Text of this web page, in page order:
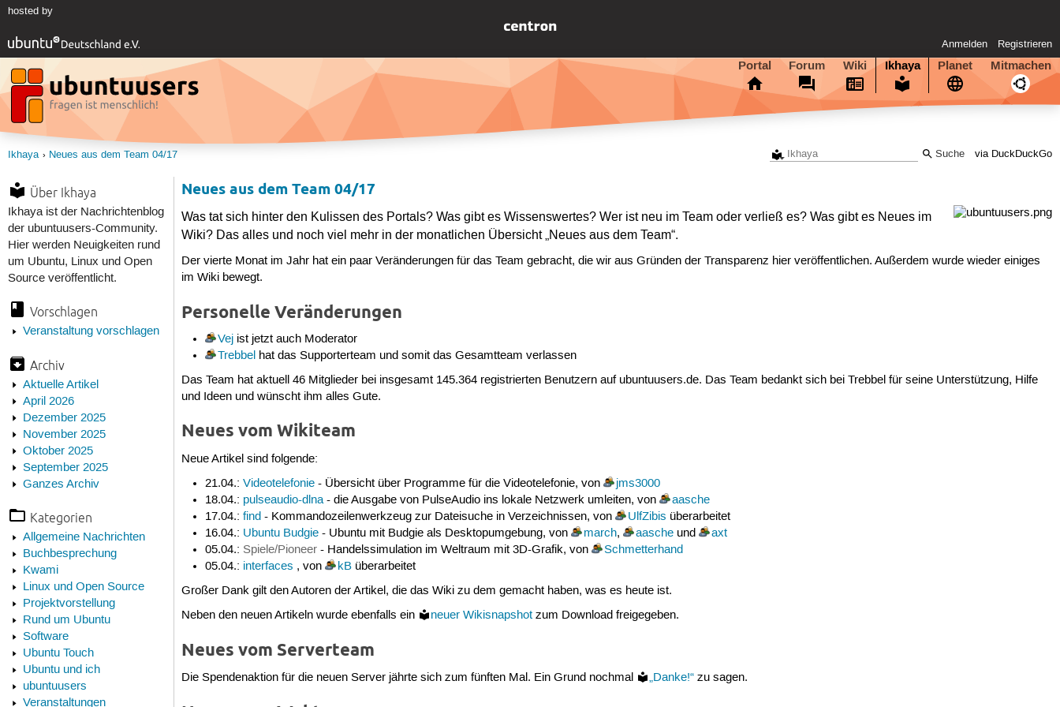
hosted by
Anmelden Registrieren
Portal Forum Wiki Ikhaya Planet Mitmachen
via DuckDuckGo
Ikhaya Neues aus dem Team 04/17
Über Ikhaya
Ikhaya ist der Nachrichtenblog
der ubuntuusers-Community.
Hier werden Neuigkeiten rund
um Ubuntu, Linux und Open
Source veröffentlicht.
Vorschlagen
Veranstaltung vorschlagen
Archiv
Aktuelle Artikel
April 2026
Dezember 2025
November 2025
Oktober 2025
September 2025
Ganzes Archiv
Kategorien
Allgemeine Nachrichten
Buchbesprechung
Kwami
Linux und Open Source
Projektvorstellung
Rund um Ubuntu
Software
Ubuntu Touch
Ubuntu und ich
ubuntuusers
Veranstaltungen
Neues aus dem Team 04/17
Was tat sich hinter den Kulissen des Portals? Was gibt es Wissenswertes? Wer ist neu im Team oder verließ es? Was gibt es Neues im
Wiki? Das alles und noch viel mehr in der monatlichen Übersicht „Neues aus dem Team“.
Der vierte Monat im Jahr hat ein paar Veränderungen für das Team gebracht, die wir aus Gründen der Transparenz hier veröffentlichen. Außerdem wurde wieder einiges
im Wiki bewegt.
Personelle Veränderungen
Vejist jetzt auch Moderator
Trebbel hat das Supporterteam und somit das Gesamtteam verlassen
Das Team hat aktuell 46 Mitglieder bei insgesamt 145.364 registrierten Benutzern auf ubuntuusers.de. Das Team bedankt sich bei Trebbel für seine Unterstützung, Hilfe
und Ideen und wünscht ihm alles Gute.
Neues vom Wikiteam
Neue Artikel sind folgende:
21.04.: Videotelefonie- Übersicht über Programme für die Videotelefonie, von
jms3000
18.04.: pulseaudio-dlna- die Ausgabe von PulseAudio ins lokale Netzwerk umleiten, von
aasche
17.04.: find- Kommandozeilenwerkzeug zur Dateisuche in Verzeichnissen, von UlfZibis überarbeitet
16.04.: Ubuntu Budgie- Ubuntu mit Budgie als Desktopumgebung, von march, aascheund
axt
05.04.: Spiele/Pioneer- Handelssimulation im Weltraum mit 3D-Grafik, von
Schmetterhand
05.04.: interfaces , von kBüberarbeitet
Großer Dank gilt den Autoren der Artikel, die das Wiki zu dem gemacht haben, was es heute ist.
Neben den neuen Artikeln wurde ebenfalls ein
neuer Wikisnapshot zum Download freigegeben.
Neues vom Serverteam
Die Spendenaktion für die neuen Server jährte sich zum fünften Mal. Ein Grund nochmal „Danke!“ zu sagen.